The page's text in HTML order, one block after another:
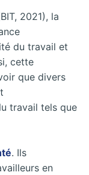
2021), la
du travail et
cette
que divers
travail tels que
. Ils
en